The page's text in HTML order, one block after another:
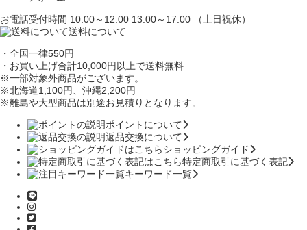
お電話受付時間 10:00～12:00 13:00～17:00 （土日祝休）
送料について
・全国一律550円
・お買い上げ合計10,000円 以上で送料無料
※一部対象外商品がございます。
※北海道1,100円
、沖縄2,200円
※離島や大型商品は別途お見積りとなります。
ポイントについて
返品交換について
ショッピングガイド
特定商取引に基づく表記
キーワード一覧